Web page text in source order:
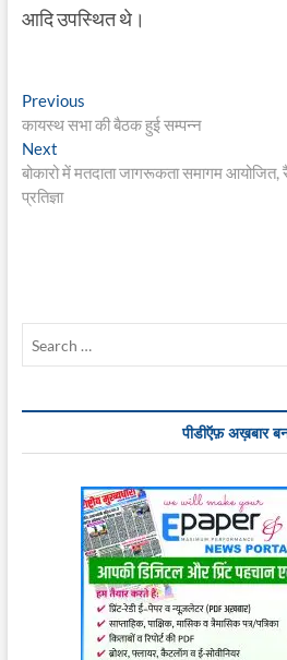
आदि उपस्थित थे।
Post
navigation
PreviousPrevious
post:
कायस्थ सभा की बैठक हुई सम्पन्न
NextNext
post:
बोकारो में मतदाता जागरूकता समागम आयोजित,
प्रतिज्ञा
पीडीऍफ़ अख़बार